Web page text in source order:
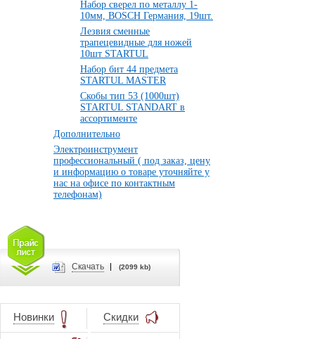
Набор сверел по металлу 1-
10мм, BOSCH Германия, 19шт.
Лезвия сменные
трапецевидные для ножей
10шт STARTUL
Набор бит 44 предмета
STARTUL MASTER
Скобы тип 53 (1000шт)
STARTUL STANDART в
ассортименте
Дополнительно
Электроинструмент
профессиональный ( под заказ, цену
и информацию о товаре уточняйте у
нас на офисе по контактным
телефонам)
Cкачать (2099 kb)
Новинки Скидки